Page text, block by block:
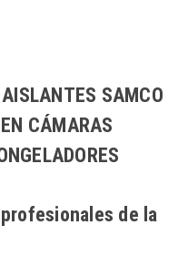
SAMCO
CÁMARAS
de la